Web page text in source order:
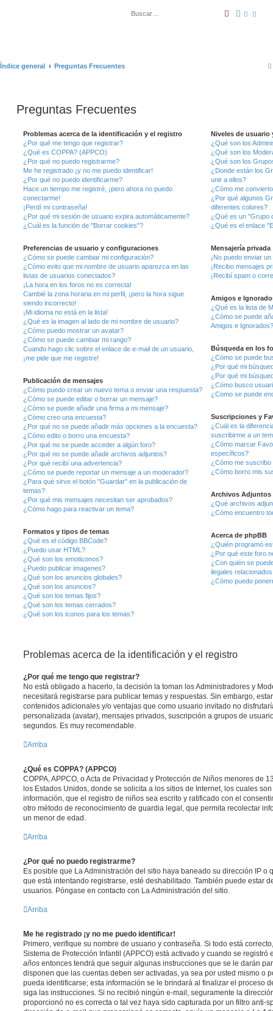
Buscar
Índice general Preguntas Frecuentes
Preguntas Frecuentes
Problemas acerca de la identificación y el registro
¿Por qué me tengo que registrar?
¿Qué es COPPA? (APPCO)
¿Por qué no puedo registrarme?
Me he registrado ¡y no me puedo identificar!
¿Por qué no puedo identificarme?
Hace un tiempo me registré, ¡pero ahora no puedo
conectarme!
¡Perdí mi contraseña!
¿Por qué mi sesión de usuario expira automáticamente?
¿Cuál es la función de "Borrar cookies"?
Preferencias de usuario y configuraciones
¿Cómo se puede cambiar mi configuración?
¿Cómo evito que mi nombre de usuario aparezca en las
listas de usuarios conectados?
¡La hora en los foros no es correcta!
Cambié la zona horaria en mi perfil, ¡pero la hora sigue
siendo incorrecto!
¡Mi idioma no está en la lista!
¿Qué es la imagen al lado de mi nombre de usuario?
¿Cómo puedo mostrar un avatar?
¿Cómo se puede cambiar mi rango?
Cuando hago clic sobre el enlace de e-mail de un usuario,
¡me pide que me registre!
Publicación de mensajes
¿Cómo puedo crear un nuevo tema o enviar una respuesta?
¿Cómo se puede editar o borrar un mensaje?
¿Cómo se puede añadir una firma a mi mensaje?
¿Cómo creo una encuesta?
¿Por qué no se puede añadir más opciones a la encuesta?
¿Cómo edito o borro una encuesta?
¿Por qué no se puede acceder a algún foro?
¿Por qué no se puede añadir archivos adjuntos?
¿Por qué recibí una advertencia?
¿Cómo se puede reportar un mensaje a un moderador?
¿Para qué sirve el botón "Guardar" en la publicación de
temas?
¿Por qué mis mensajes necesitan ser aprobados?
¿Cómo hago para reactivar un tema?
Formatos y tipos de temas
¿Qué es el código BBCode?
¿Puedo usar HTML?
¿Qué son los emoticonos?
¿Puedo publicar imagenes?
¿Qué son los anuncios globales?
¿Qué son los anuncios?
¿Qué son los temas fijos?
¿Qué son los temas cerrados?
¿Qué son los iconos para los temas?
Niveles de usuario
¿Qué son los
¿Qué son los
¿Qué son los
¿Donde están los
unir a ellos?
¿Cómo me
¿Por qué algunos
diferentes colores?
¿Qué es un "Grupo
¿Qué es el enlace
Mensajería privada
¡No puedo enviar
¡Recibo mensajes
¡Recibí spam o
Amigos e
¿Qué es la lista de
¿Cómo se puede
Amigos e Ignorados?
Búsqueda en los
¿Cómo se puede
¿Por qué mi
¿Por qué mi
¿Cómo busco
¿Como se puede
Suscripciones y
¿Cuál es la
suscribirme a un
¿Cómo marcar
específicos?
¿Cómo me
¿Cómo borro mis
Archivos Adjuntos
¿Qué archivos
¿Cómo encuentro
Acerca de phpBB
¿Quién programó
¿Por qué este foro
¿Con quién se
ilegales
¿Cómo puedo
Problemas acerca de la identificación y el registro
¿Por qué me tengo que registrar?
No está obligado a hacerlo, la decisión la toman los Administradores y
necesitará registrarse para publicar temas y respuestas. Sin embargo,
contenidos adicionales y/o ventajas que como usuario invitado no
personalizada (avatar), mensajes privados, suscripción a grupos de
segundos. Es muy recomendable.
Arriba
¿Qué es COPPA? (APPCO)
COPPA, APPCO, o Acta de Privacidad y Protección de Niños menores de
los Estados Unidos, donde se solicita a los sitios de Internet, los cuales
información, que el registro de niños sea escrito y ratificado con el
otro método de reconocimiento de guardia legal, que permita recolectar
un menor de edad.
Arriba
¿Por qué no puedo registrarme?
Es posible que La Administración del sitio haya baneado su dirección IP o
que está intentando registrarse, esté deshabilitado. También puede estar
usuarios. Póngase en contacto con La Administración del sitio.
Arriba
Me he registrado ¡y no me puedo identificar!
Primero, verifique su nombre de usuario y contraseña. Si todo está
Sistema de Protección Infantil (APPCO) está activado y cuando se
años entonces tendrá que seguir algunas instrucciones que se le darán
disponen que las cuentas deben ser activadas, ya sea por usted mismo o
pueda identificarse; esta información se le brindará al finalizar el proceso
siga las instrucciones. Si no recibió ningún e-mail, seguramente la
proporcionó no es correcta o tal vez haya sido capturada por un filtro anti-